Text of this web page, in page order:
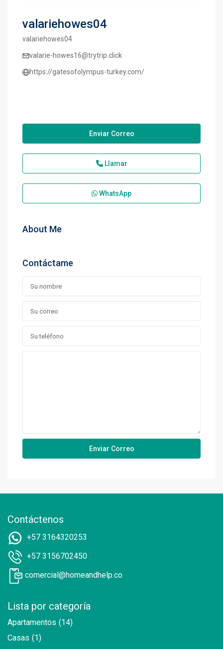
valariehowes04
valariehowes04
valarie-howes16@trytrip.click
https://gatesofolympus-turkey.com/
Enviar Correo
Llamar
WhatsApp
About Me
Contáctame
Contáctenos
+57 3164320253
+57 3156702450
comercial@homeandhelp.co
Lista por categoría
Apartamentos (14)
Casas (1)